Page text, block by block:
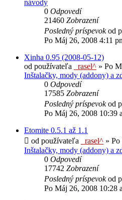
návody
0 Odpovedí
21460 Zobrazení
Posledný príspevokod
Po Máj 26, 2008 4:11
Xinha 0.95 (2008-05-12)
od používateľa
_rasel^ » Po
Inštalačky, mody (addony) a
0 Odpovedí
17585 Zobrazení
Posledný príspevokod
Po Máj 26, 2008 10:39
Etomite 0.5.1 až 1.1
od používateľa
_rasel^ » Po
Inštalačky, mody (addony) a
0 Odpovedí
17742 Zobrazení
Posledný príspevokod
Po Máj 26, 2008 10:28